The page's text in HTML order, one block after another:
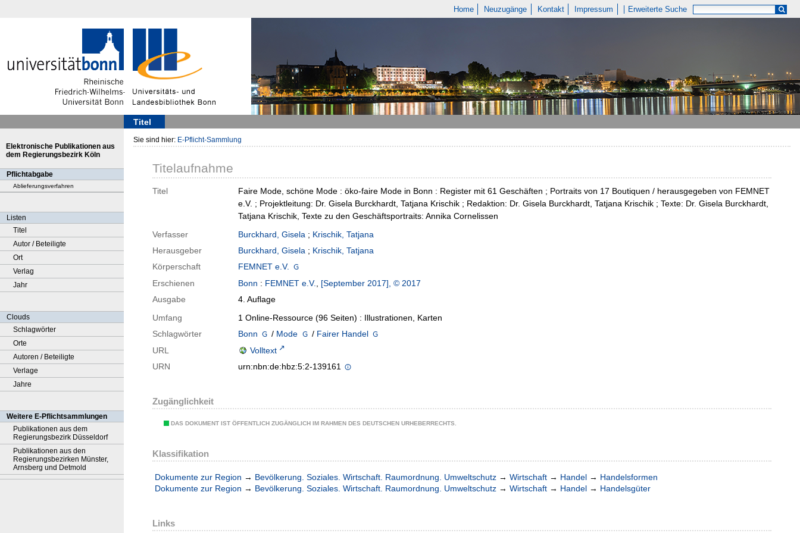
Home Neuzugänge Kontakt Impressum Erweiterte Suche
Titel
Elektronische Publikationen aus
dem Regierungsbezirk Köln
Pflichtabgabe
Ablieferungsverfahren
Listen
Titel
Autor / Beteiligte
Ort
Verlag
Jahr
Clouds
Schlagwörter
Orte
Autoren / Beteiligte
Verlage
Jahre
Weitere E-Pflichtsammlungen
Publikationen aus dem
Regierungsbezirk Düsseldorf
Publikationen aus den
Regierungsbezirken Münster,
Arnsberg und Detmold
Sie sind hier: E-Pflicht-Sammlung
Titelaufnahme
Titel
Faire Mode, schöne Mode : öko-faire Mode in Bonn : Register mit 61 Geschäften ; Portraits von 17 Boutiquen / herausgegeben von FEMNET
e.V. ; Projektleitung: Dr. Gisela Burckhardt, Tatjana Krischik ; Redaktion: Dr. Gisela Burckhardt, Tatjana Krischik ; Texte: Dr. Gisela Burckhardt,
Tatjana Krischik, Texte zu den Geschäftsportraits: Annika Cornelissen
Verfasser
Burckhard, Gisela ; Krischik, Tatjana
Herausgeber
Burckhard, Gisela ; Krischik, Tatjana
Körperschaft
FEMNET e.V.
Erschienen
Bonn : FEMNET e.V., [September 2017], © 2017
Ausgabe
4. Auflage
Umfang
1 Online-Ressource (96 Seiten) : Illustrationen, Karten
Schlagwörter
Bonn / Mode / Fairer Handel
URL
Volltext
URN
urn:nbn:de:hbz:5:2-139161
Zugänglichkeit
DAS DOKUMENT IST ÖFFENTLICH ZUGÄNGLICH IM RAHMEN DES DEUTSCHEN URHEBERRECHTS.
Klassifikation
Dokumente zur Region → Bevölkerung. Soziales. Wirtschaft. Raumordnung. Umweltschutz → Wirtschaft → Handel → Handelsformen
Dokumente zur Region → Bevölkerung. Soziales. Wirtschaft. Raumordnung. Umweltschutz → Wirtschaft → Handel → Handelsgüter
Links